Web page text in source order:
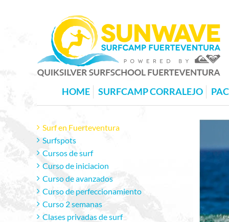
HOME SURFCAMP CORRALEJO
Surf en Fuerteventura
Surfspots
Cursos de surf
Curso de iniciacion
Curso de avanzados
Curso de perfeccionamiento
Curso 2 semanas
Clases privadas de surf